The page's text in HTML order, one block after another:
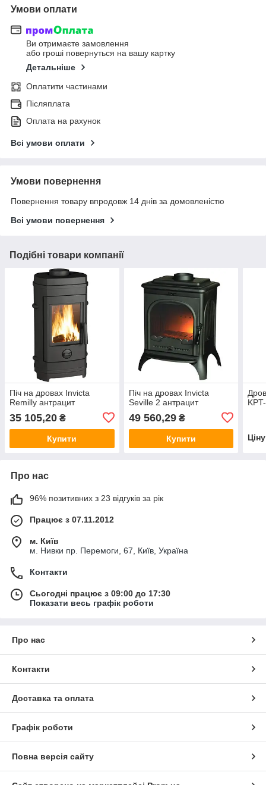
Умови оплати
Ви отримаєте замовлення
або гроші повернуться на вашу картку
Детальніше
Оплатити частинами
Післяплата
Оплата на рахунок
Всі умови оплати
Умови повернення
Повернення товару впродовж 14 днів за домовленістю
Всі умови повернення
Подібні товари компанії
Піч на дровах Invicta
Remilly антрацит
35 105,20 ₴
Купити
Піч на дровах Invicta
Seville 2 антрацит
49 560,29₴
Купити
Про нас
96% позитивних з 23 відгуків за рік
Працює з 07.11.2012
м. Київ
м. Нивки пр. Перемоги, 67, Київ, Україна
Контакти
Сьогодні працює з 09:00 до 17:30
Показати весь графік роботи
Про нас
Контакти
Доставка та оплата
Графік роботи
Повна версія сайту